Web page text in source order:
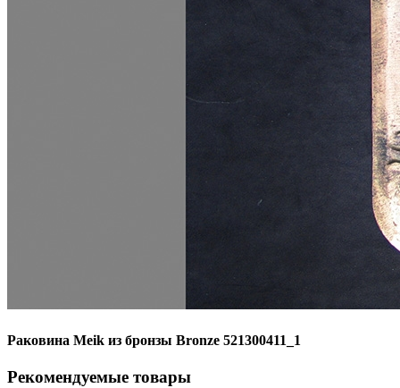
Раковина Meik из бронзы Bronze 521300411_1
Рекомендуемые товары